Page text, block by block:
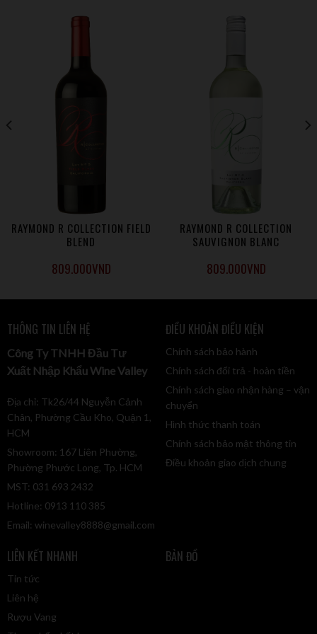
nhuần nhà máy rượu với ý thức về nguồn gốc sâu xa của nó
cân bằng tuyệt đẹp, mạnh mẽ và phức hợp. Ngày nay,
Raymond là một điểm đến năng động dành riêng để truyền
hảo hạng trong môi trường khám phá, sáng tạo và độc đáo,
trong đó một loạt các trải nghiệm đa dạng đưa du khách
bước vào một thế giới của sự khám phá và các loại rượu
RAYMOND R COLLECTION FIELD
BLEND
809.000VND
RAYMOND R COLLECTION
SAUVIGNON BLANC
809.000VND
THÔNG TIN LIÊN HỆ
Công Ty TNHH Đầu Tư
Xuất Nhập Khẩu Wine Valley
Địa chỉ: Tk26/44 Nguyễn Cảnh
Chân, Phường Cầu Kho, Quận 1,
HCM
Showroom: 167 Liên Phường,
Phường Phước Long, Tp. HCM
MST: 031 693 2432
Hotline: 0913 110 385
Email: winevalley8888@gmail.com
ĐIỀU KHOẢN ĐIỀU KIỆN
Chính sách bảo hành
Chính sách đổi trả - hoàn tiền
Chính sách giao nhận hàng – vận
chuyển
Hình thức thanh toán
Chính sách bảo mật thông tin
Điều khoản giao dịch chung
LIÊN KẾT NHANH
Tin tức
Liên hệ
Rượu Vang
BẢN ĐỒ